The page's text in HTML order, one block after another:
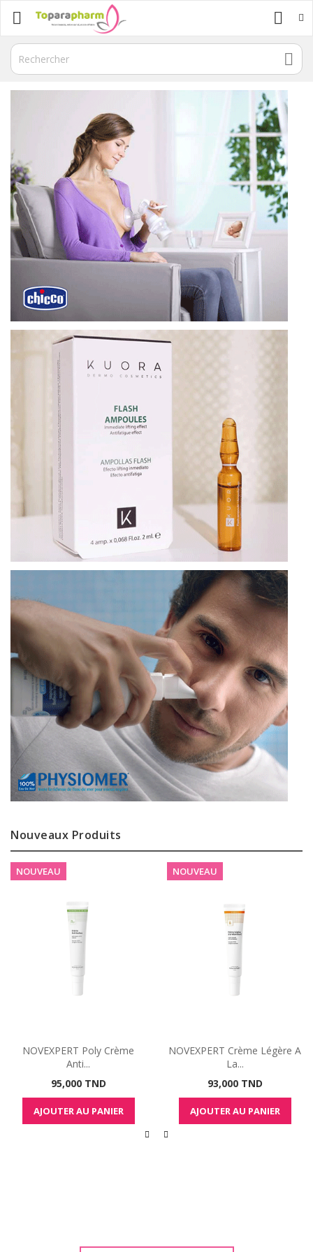
 

Nouveaux Produits
NOUVEAU
NOVEXPERT Poly Crème
Anti...
Prix
95,000 TND
AJOUTER AU PANIER
NOUVEAU
NOVEXPERT Crème Légère A
La...
Prix
93,000 TND
AJOUTER AU PANIER